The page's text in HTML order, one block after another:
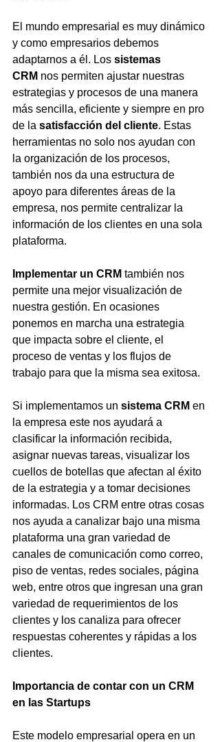
El mundo empresarial es muy dinámico
y como empresarios debemos
adaptarnos a él. Los sistemas
CRM nos permiten ajustar nuestras
estrategias y procesos de una manera
más sencilla, eficiente y siempre en pro
de la satisfacción del cliente. Estas
herramientas no solo nos ayudan con
la organización de los procesos,
también nos da una estructura de
apoyo para diferentes áreas de la
empresa, nos permite centralizar la
información de los clientes en una sola
plataforma.
Implementar un CRM también nos
permite una mejor visualización de
nuestra gestión. En ocasiones
ponemos en marcha una estrategia
que impacta sobre el cliente, el
proceso de ventas y los flujos de
trabajo para que la misma sea exitosa.
Si implementamos un sistema CRM en
la empresa este nos ayudará a
clasificar la información recibida,
asignar nuevas tareas, visualizar los
cuellos de botellas que afectan al éxito
de la estrategia y a tomar decisiones
informadas. Los CRM entre otras cosas
nos ayuda a canalizar bajo una misma
plataforma una gran variedad de
canales de comunicación como correo,
piso de ventas, redes sociales, página
web, entre otros que ingresan una gran
variedad de requerimientos de los
clientes y los canaliza para ofrecer
respuestas coherentes y rápidas a los
clientes.
Importancia de contar con un CRM
en las Startups
Este modelo empresarial opera en un